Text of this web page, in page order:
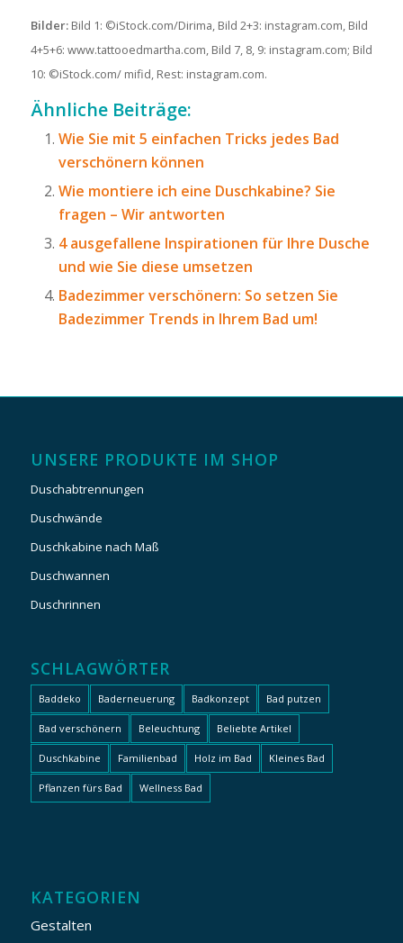
Bilder: Bild 1: ©iStock.com/Dirima, Bild 2+3: instagram.com, Bild
4+5+6: www.tattooedmartha.com, Bild 7, 8, 9: instagram.com; Bild
10: ©iStock.com/ mifid, Rest: instagram.com.
Ähnliche Beiträge:
Wie Sie mit 5 einfachen Tricks jedes Bad
verschönern können
Wie montiere ich eine Duschkabine? Sie
fragen – Wir antworten
4 ausgefallene Inspirationen für Ihre Dusche
und wie Sie diese umsetzen
Badezimmer verschönern: So setzen Sie
Badezimmer Trends in Ihrem Bad um!
UNSERE PRODUKTE IM SHOP
Duschabtrennungen
Duschwände
Duschkabine nach Maß
Duschwannen
Duschrinnen
SCHLAGWÖRTER
Baddeko Baderneuerung Badkonzept Bad putzen
Bad verschönern Beleuchtung Beliebte Artikel
Duschkabine Familienbad Holz im Bad Kleines Bad
Pflanzen fürs Bad Wellness Bad
KATEGORIEN
Gestalten